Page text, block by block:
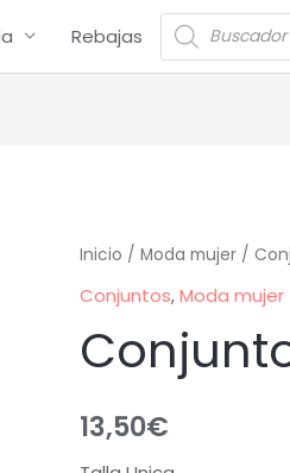
Rebajas
Inicio / Moda mujer/
Conjuntos,Moda mujer
13,50€